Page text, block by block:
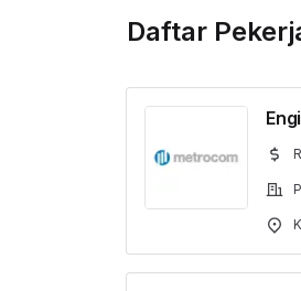
Daftar